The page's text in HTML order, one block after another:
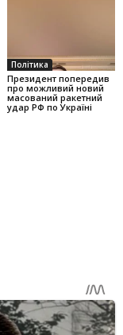
Політика
Президент попередив
про можливий новий
масований ракетний
удар РФ по Україні